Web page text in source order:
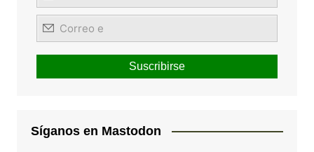
Síganos en Mastodon